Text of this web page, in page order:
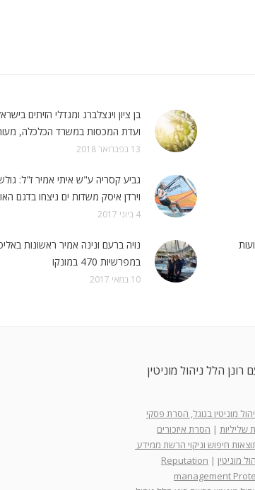
בן ציון וינצלברג ומגדלי הזיתים
ועדת המכסות במשרד הכלכלה,
13 בפברואר 2018
וירדן איסק משדות ים ניצחו בדגם
4 ביוני 2017
נויה ברעם ונינה אמיר ראשונות
במפרשיות 470 במונקו
10 במאי 2017
הלל ניהול מוניטין
מוניטין בגוגל, הסרת פסקי
שליליות | הסרת איזכורים
חיפוש וניקוי הרשת ממידע
מוניטין |
Reputation
management